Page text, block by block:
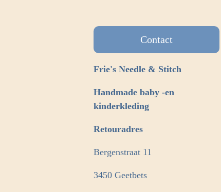
Contact
Frie's Needle & Stitch
Handmade baby -en
kinderkleding
Retouradres
Bergenstraat 11
3450 Geetbets